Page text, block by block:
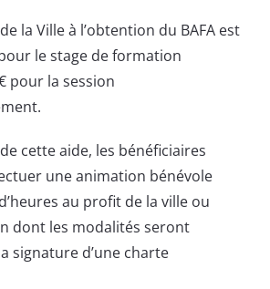
la Ville à l’obtention du BAFA est
le stage de formation
pour la session
cette aide, les bénéficiaires
une animation bénévole
au profit de la ville ou
dont les modalités seront
signature d’une charte